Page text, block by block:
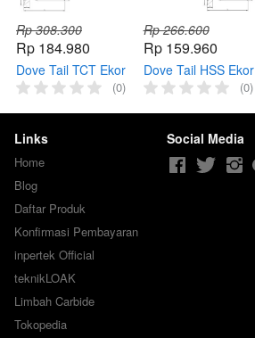
Rp 308.300
Rp 184.980
Dove Tail TCT Ekor
Burung Dovetail
(0)
Rp 266.600
Rp 159.960
Dove Tail HSS Ekor
Burung Dovetail
(0)
Links
Home
Blog
Daftar Produk
Konfirmasi Pembayaran
inpertek Official
teknikLOAK
Limbah Carbide
Tokopedia
Social Media